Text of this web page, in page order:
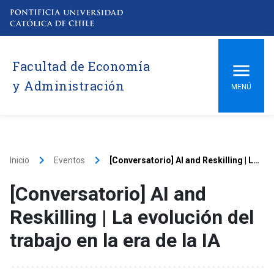
Facultad de Economía
y Administración
MENÚ
Inicio keyboard_arrow_right Eventos keyboard_arrow_right [Conversatorio] AI and Reskilling | La evolución del trabajo en la era de la IA
[Conversatorio] AI and
Reskilling | La evolución del
trabajo en la era de la IA